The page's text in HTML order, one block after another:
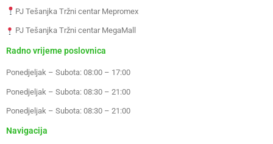
PJ Tešanjka Tržni centar Mepromex
PJ Tešanjka Tržni centar MegaMall
Radno vrijeme poslovnica
Ponedjeljak – Subota: 08:00 – 17:00
Ponedjeljak – Subota: 08:30 – 21:00
Ponedjeljak – Subota: 08:30 – 21:00
Navigacija